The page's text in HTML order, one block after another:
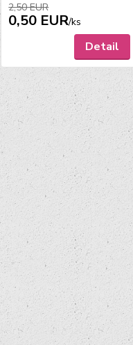
2,50 EUR
0,50 EUR/ks
Detail